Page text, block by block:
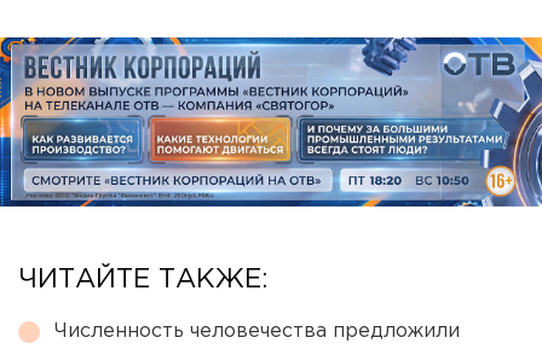
ЧИТАЙТЕ ТАКЖЕ:
Численность человечества предложили